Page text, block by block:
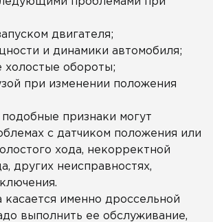
двигателя;
и динамики автомобиля;
холостые обороты;
при изменении положения
признаки могут
с датчиком положения или
хода, некорректной
других неисправностях,
касается именно дроссельной
выполнить ее обслуживание,